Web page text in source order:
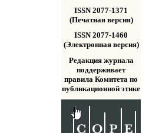
ISSN 2077-1371
(Печатная версия)
ISSN 2077-1460
(Электронная версия)
Редакция журнала
поддерживает
правила Комитета по
публикационной этике